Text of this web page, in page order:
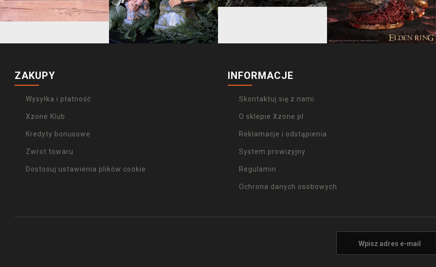
ZAKUPY
Wysyłka i płatność
Xzone Klub
Kredyty bonusowe
Zwrot towaru
Dostosuj ustawienia plików cookie
INFORMACJE
Skontaktuj się z nami
O sklepie Xzone.pl
Reklamacje i odstąpienia
System prowizyjny
Regulamin
Ochrona danych osobowych